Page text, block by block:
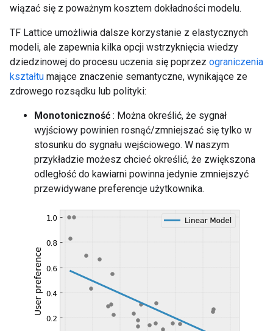
wiązać się z poważnym kosztem dokładności modelu.
TF Lattice umożliwia dalsze korzystanie z elastycznych
modeli, ale zapewnia kilka opcji wstrzyknięcia wiedzy
dziedzinowej do procesu uczenia się poprzez ograniczenia
kształtu mające znaczenie semantyczne, wynikające ze
zdrowego rozsądku lub polityki:
Monotoniczność : Można określić, że sygnał
wyjściowy powinien rosnąć/zmniejszać się tylko w
stosunku do sygnału wejściowego. W naszym
przykładzie możesz chcieć określić, że zwiększona
odległość do kawiarni powinna jedynie zmniejszyć
przewidywane preferencje użytkownika.